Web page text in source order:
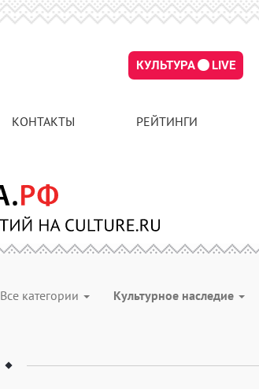
КУЛЬТУРА LIVE
КОНТАКТЫ РЕЙТИНГИ
Все категории Культурное наследие